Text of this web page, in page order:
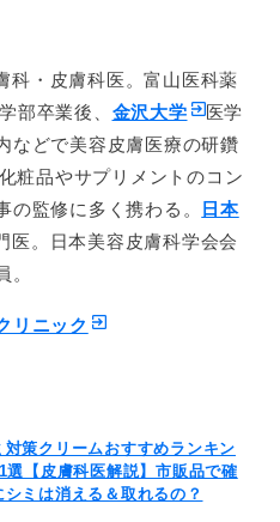
科・皮膚科医。富山医科薬
部卒業後、 金沢大学
医学
などで美容皮膚医療の研鑽
粧品やサプリメントのコン
監修に多く携わる。
日本
医。日本美容皮膚科学会会
。
リニック
対策クリームおすすめランキン
選【皮膚科医解説】市販品で確
シミは消える＆取れるの？